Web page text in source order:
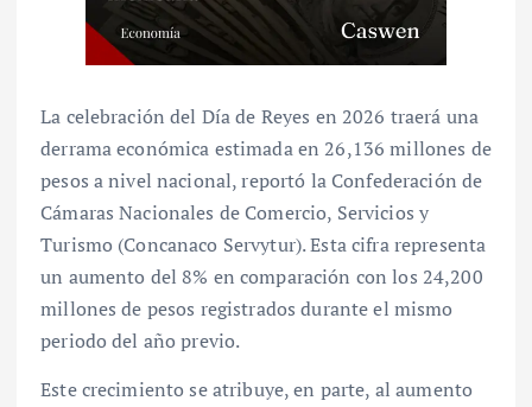
La celebración del Día de Reyes en 2026 traerá una
derrama económica estimada en 26,136 millones de
pesos a nivel nacional, reportó la Confederación de
Cámaras Nacionales de Comercio, Servicios y
Turismo (Concanaco Servytur). Esta cifra representa
un aumento del 8% en comparación con los 24,200
millones de pesos registrados durante el mismo
periodo del año previo.
Este crecimiento se atribuye, en parte, al aumento